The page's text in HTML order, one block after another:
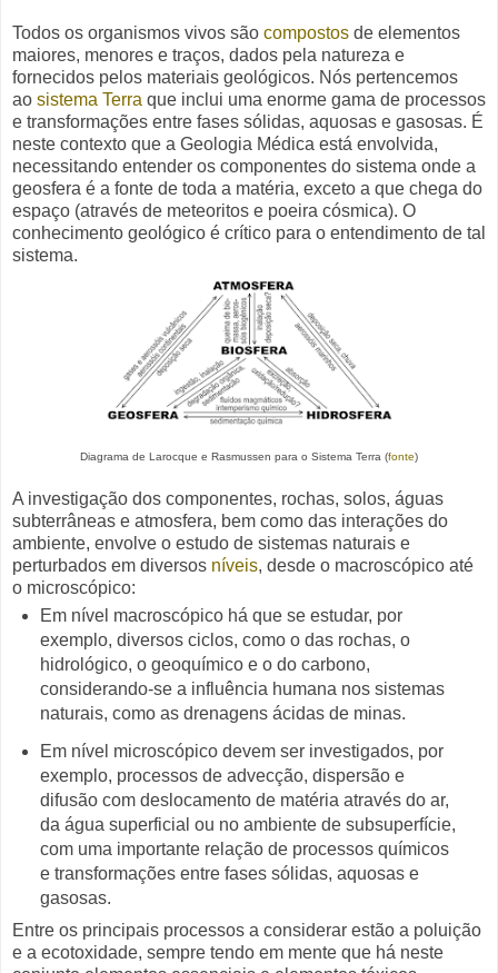
Todos os organismos vivos são compostos de elementos
maiores, menores e traços, dados pela natureza e
fornecidos pelos materiais geológicos. Nós pertencemos
ao sistema Terra que inclui uma enorme gama de processos
e transformações entre fases sólidas, aquosas e gasosas. É
neste contexto que a Geologia Médica está envolvida,
necessitando entender os componentes do sistema onde a
geosfera é a fonte de toda a matéria, exceto a que chega do
espaço (através de meteoritos e poeira cósmica). O
conhecimento geológico é crítico para o entendimento de tal
sistema.
Diagrama de Larocque e Rasmussen para o Sistema Terra (fonte)
A investigação dos componentes, rochas, solos, águas
subterrâneas e atmosfera, bem como das interações do
ambiente, envolve o estudo de sistemas naturais e
perturbados em diversos níveis, desde o macroscópico até
o microscópico:
Em nível macroscópico há que se estudar, por
exemplo, diversos ciclos, como o das rochas, o
hidrológico, o geoquímico e o do carbono,
considerando-se a influência humana nos sistemas
naturais, como as drenagens ácidas de minas.
Em nível microscópico devem ser investigados, por
exemplo, processos de advecção, dispersão e
difusão com deslocamento de matéria através do ar,
da água superficial ou no ambiente de subsuperfície,
com uma importante relação de processos químicos
e transformações entre fases sólidas, aquosas e
gasosas.
Entre os principais processos a considerar estão a poluição
e a ecotoxidade, sempre tendo em mente que há neste